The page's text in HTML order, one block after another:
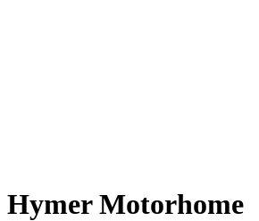
Hymer Motorhome